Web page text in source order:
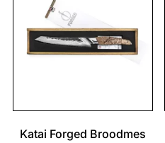
Katai Forged Broodmes